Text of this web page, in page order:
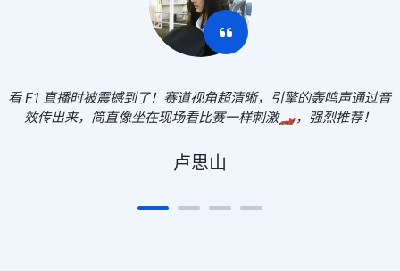
看 F1 直播时被震撼到了！赛道视角超清晰，引擎的轰鸣声通过音
效传出来，简直像坐在现场看比赛一样刺激🏎️，强烈推荐！
卢思山